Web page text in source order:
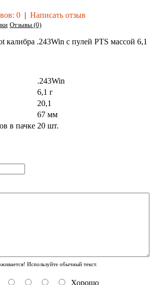
0 | Написать отзыв
Отзывы (0)
калибра .243Win с пулей PTS массой 6,1
.243Win
6,1 г
20,1
67 мм
в пачке 20 шт.
Используйте обычный текст.
Хорошо